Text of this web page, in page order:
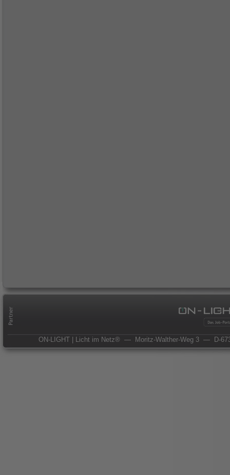
ON-LIGHT | Licht im Netz® — Moritz-Walther-Weg 3 — D-